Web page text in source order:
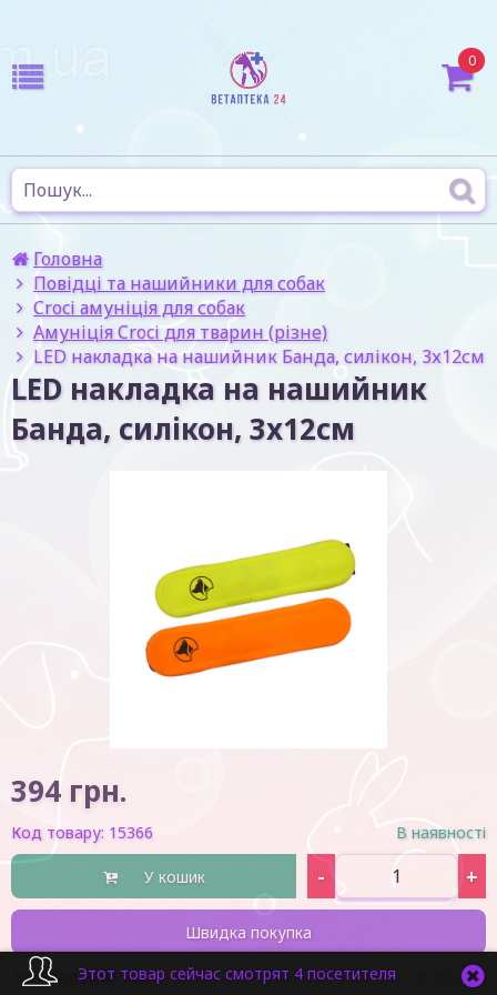
0
Головна
Повідці та нашийники для собак
Croci амуніція для собак
Амуніція Croci для тварин (різне)
LED накладка на нашийник Банда, силікон, 3х12см
LED накладка на нашийник
Банда, силікон, 3х12см
394 грн.
Код товару: 15366 В наявності
У кошик - +
Швидка покупка
Знайшли дешевше? В обране
Этот товар сейчас смотрят 4 посетителя